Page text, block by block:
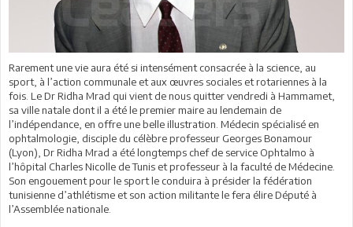
Rarement une vie aura été si intensément consacrée à la science, au
sport, à l’action communale et aux œuvres sociales et rotariennes à la
fois. Le Dr Ridha Mrad qui vient de nous quitter vendredi à Hammamet,
sa ville natale dont il a été le premier maire au lendemain de
l’indépendance, en offre une belle illustration. Médecin spécialisé en
ophtalmologie, disciple du célèbre professeur Georges Bonamour
(Lyon), Dr Ridha Mrad a été longtemps chef de service Ophtalmo à
l’hôpital Charles Nicolle de Tunis et professeur à la faculté de Médecine.
Son engouement pour le sport le conduira à présider la fédération
tunisienne d’athlétisme et son action militante le fera élire Député à
l’Assemblée nationale.